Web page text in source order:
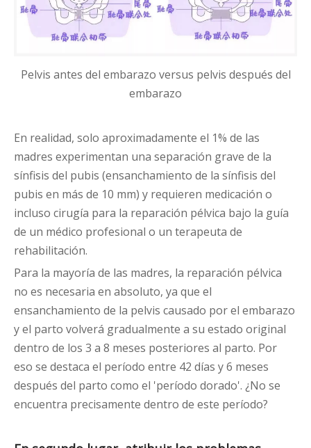
Pelvis antes del embarazo versus pelvis después del
embarazo
En realidad, solo aproximadamente el 1% de las
madres experimentan una separación grave de la
sínfisis del pubis (ensanchamiento de la sínfisis del
pubis en más de 10 mm) y requieren medicación o
incluso cirugía para la reparación pélvica bajo la guía
de un médico profesional o un terapeuta de
rehabilitación.
Para la mayoría de las madres, la reparación pélvica
no es necesaria en absoluto, ya que el
ensanchamiento de la pelvis causado por el embarazo
y el parto volverá gradualmente a su estado original
dentro de los 3 a 8 meses posteriores al parto. Por
eso se destaca el período entre 42 días y 6 meses
después del parto como el 'período dorado'. ¿No se
encuentra precisamente dentro de este período?